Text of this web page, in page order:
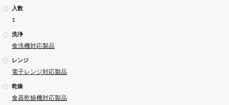
入数
1
洗浄
食洗機対応製品
レンジ
電子レンジ対応製品
乾燥
食器乾燥機対応製品